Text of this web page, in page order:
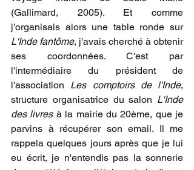
(Gallimard, 2005). Et comme
j'organisais alors une table ronde sur
L'Inde fantôme, j'avais cherché à obtenir
ses coordonnées. C'est par
l'intermédiaire du président de
l'association Les comptoirs de l'Inde,
structure organisatrice du salon L'Inde
des livres à la mairie du 20ème, que je
parvins à récupérer son email. Il me
rappela quelques jours après que je lui
eu écrit, je n'entendis pas la sonnerie